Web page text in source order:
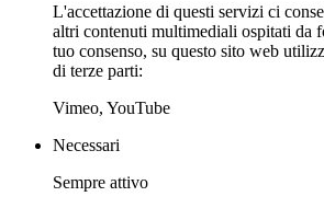
L'accettazione di questi servizi ci
altri contenuti multimediali ospitati da
tuo consenso, su questo sito web
di terze parti:
Vimeo, YouTube
Necessari
Sempre attivo